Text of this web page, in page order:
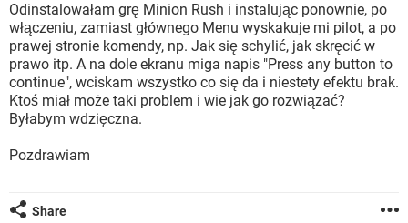
WINDOWS 10
SPOTIFY NETFLIX
INSTAGRAM FACEBOOK
WINDOWS 10
Odinstalowałam grę Minion Rush i instalując ponownie, po
włączeniu, zamiast głównego Menu wyskakuje mi pilot, a po
prawej stronie komendy, np. Jak się schylić, jak skręcić w
prawo itp. A na dole ekranu miga napis "Press any button to
continue", wciskam wszystko co się da i niestety efektu brak.
Ktoś miał może taki problem i wie jak go rozwiązać?
Byłabym wdzięczna.
Pozdrawiam
Share